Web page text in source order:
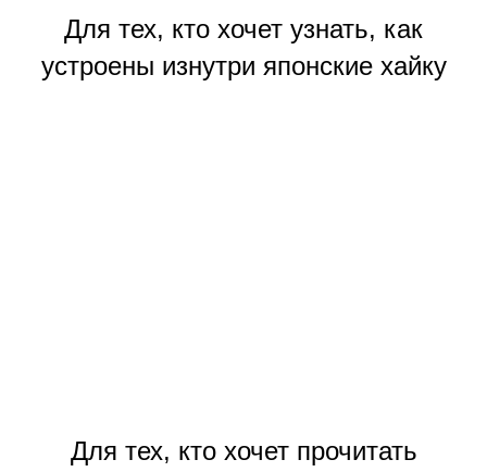
Для тех, кто хочет узнать, как
устроены изнутри японские хайку
Для тех, кто хочет прочитать